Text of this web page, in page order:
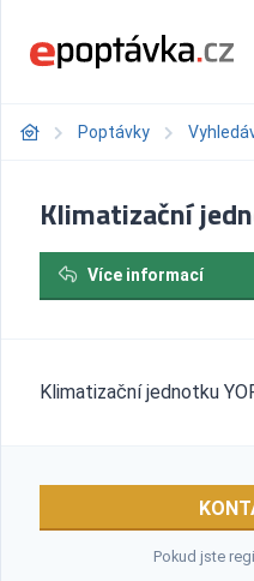
Poptávky
Klimatizační
Více informací
Klimatizační jednotku
Pokud jste